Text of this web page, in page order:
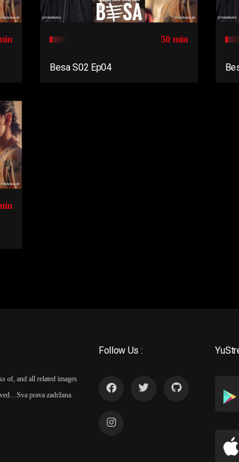
50 min
Besa S02 Ep04
of, and all related images
Sva prava zadržana.
Follow Us :